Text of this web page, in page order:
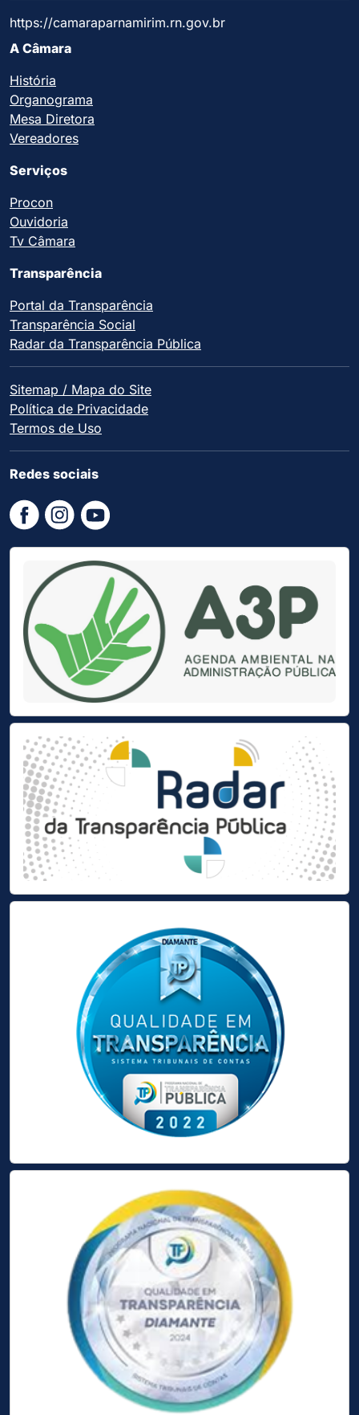
https://camaraparnamirim.rn.gov.br
A Câmara
História
Organograma
Mesa Diretora
Vereadores
Serviços
Procon
Ouvidoria
Tv Câmara
Transparência
Portal da Transparência
Transparência Social
Radar da Transparência Pública
Sitemap / Mapa do Site
Política de Privacidade
Termos de Uso
Redes sociais